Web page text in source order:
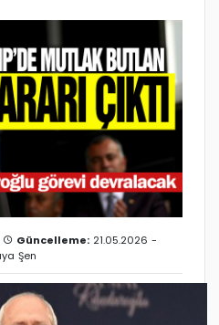
Güncelleme: 21.05.2026 -
Şen